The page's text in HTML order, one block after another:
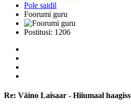
Pole saidil
Foorumi guru
Postitusi: 1206
Re: Väino Laisaar - Hiiumaal